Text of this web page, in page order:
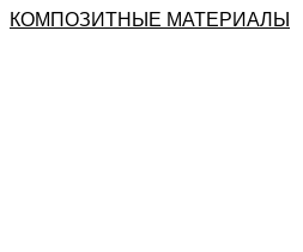
КОМПОЗИТНЫЕ МАТЕРИАЛЫ